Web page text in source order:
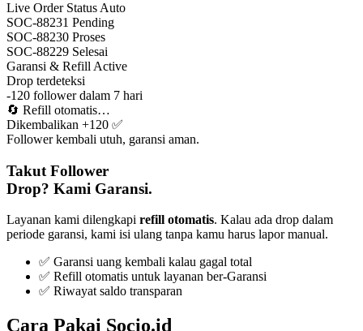
Live Order Status Auto
SOC-88231 Pending
SOC-88230 Proses
SOC-88229 Selesai
Garansi & Refill Active
Drop terdeteksi
-120 follower dalam 7 hari
🔄 Refill otomatis…
Dikembalikan +120 ✅
Follower kembali utuh, garansi aman.
Takut Follower
Drop? Kami Garansi.
Layanan kami dilengkapi refill otomatis. Kalau ada drop dalam
periode garansi, kami isi ulang tanpa kamu harus lapor manual.
✅ Garansi uang kembali kalau gagal total
✅ Refill otomatis untuk layanan ber-Garansi
✅ Riwayat saldo transparan
Cara Pakai Socio.id